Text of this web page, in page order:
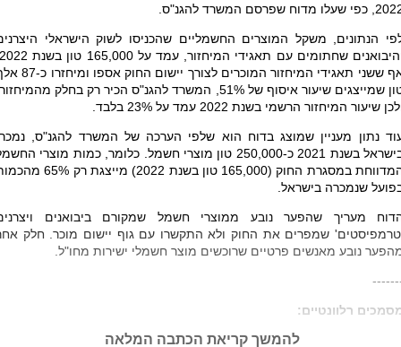
כפי שעלו מדוח שפרסם המשרד להגנ"ס.
הנתונים, משקל המוצרים החשמליים שהכניסו לשוק הישראלי
אף ששני תאגידי המיחזור המוכרים לצורך יישום החוק
טון שמייצגים שיעור איסוף של 51%, המשרד להגנ"ס הכיר רק בחלק
שיעור המיחזור הרשמי בשנת 2022 עמד על 23% בלבד.
נתון מעניין שמוצג בדוח הוא שלפי הערכה של המשרד להגנ"ס,
בישראל בשנת 2021 כ-250,000 טון מוצרי חשמל. כלומר, כמות מוצרי
המדווחת במסגרת החוק (165,000 טון בשנת 2022) מייצגת רק
שנמכרה בישראל.
מעריך שהפער נובע ממוצרי חשמל שמקורם ביבואנים
שמפרים את החוק ולא התקשרו עם גוף יישום מוכר. חלק
נובע מאנשים פרטיים שרוכשים מוצר חשמלי ישירות מחו"ל
רלוונטיים:
להמשך קריאת הכתבה המלאה